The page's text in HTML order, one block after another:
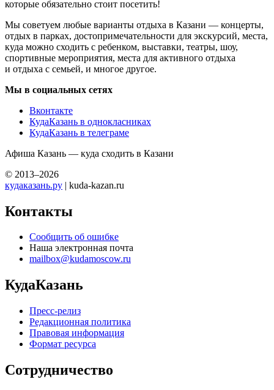
которые обязательно стоит посетить!
Мы советуем любые варианты отдыха в Казани — концерты,
отдых в парках, достопримечательности для экскурсий, места,
куда можно сходить с ребенком, выставки, театры, шоу,
спортивные мероприятия, места для активного отдыха
и отдыха с семьей, и многое другое.
Мы в социальных сетях
Вконтакте
КудаКазань в однокласниках
КудаКазань в телеграме
Афиша Казань — куда сходить в Казани
© 2013–2026
кудаказань.ру | kuda-kazan.ru
Контакты
Сообщить об ошибке
Наша электронная почта
mailbox@kudamoscow.ru
КудаКазань
Пресс-релиз
Редакционная политика
Правовая информация
Формат ресурса
Сотрудничество